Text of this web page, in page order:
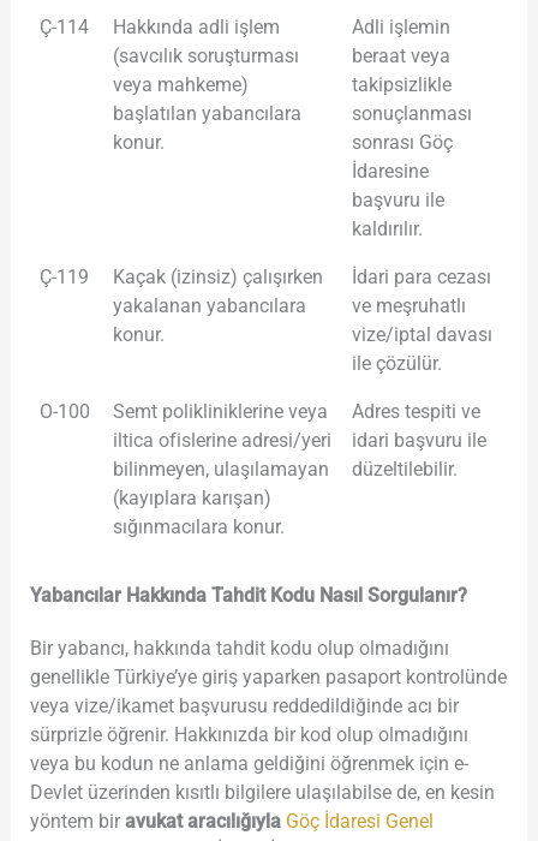
Ç-114
Hakkında adli işlem
(savcılık soruşturması
veya mahkeme)
başlatılan yabancılara
konur.
Adli işlemin
beraat veya
takipsizlikle
sonuçlanması
sonrası Göç
İdaresine
başvuru ile
kaldırılır.
Ç-119
Kaçak (izinsiz) çalışırken
yakalanan yabancılara
konur.
İdari para cezası
ve meşruhatlı
vize/iptal davası
ile çözülür.
O-100
Semt polikliniklerine veya
iltica ofislerine adresi/yeri
bilinmeyen, ulaşılamayan
(kayıplara karışan)
sığınmacılara konur.
Adres tespiti ve
idari başvuru ile
düzeltilebilir.
Yabancılar Hakkında Tahdit Kodu Nasıl Sorgulanır?
Bir yabancı, hakkında tahdit kodu olup olmadığını
genellikle Türkiye’ye giriş yaparken pasaport kontrolünde
veya vize/ikamet başvurusu reddedildiğinde acı bir
sürprizle öğrenir. Hakkınızda bir kod olup olmadığını
veya bu kodun ne anlama geldiğini öğrenmek için e-
Devlet üzerinden kısıtlı bilgilere ulaşılabilse de, en kesin
yöntem bir avukat aracılığıyla Göç İdaresi Genel